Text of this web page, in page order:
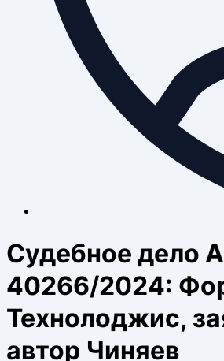
Судебное дело
40266/2024:
Технолоджис,
автор Чиняев